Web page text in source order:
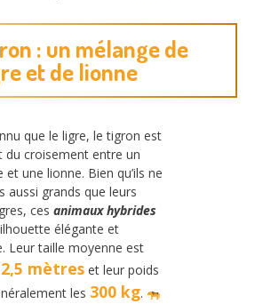
: un mélange de
et de lionne
que le ligre, le tigron est
du croisement entre un
et une lionne. Bien qu’ils ne
aussi grands que leurs
ces animaux hybrides
élégante et
Leur taille moyenne est
2,5 mètres et leur poids
les 300 kg.